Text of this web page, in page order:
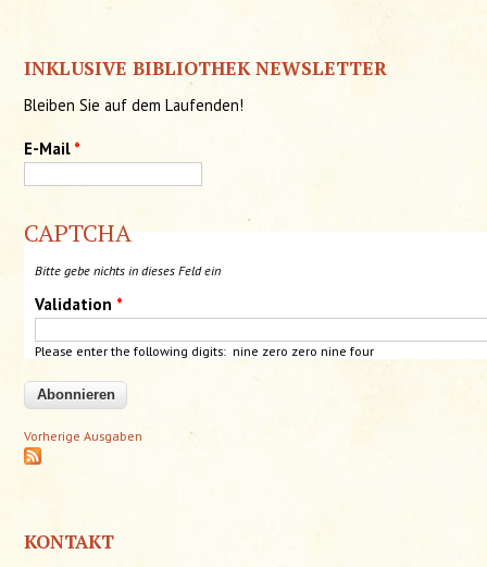
INKLUSIVE BIBLIOTHEK NEWSLETTER
Bleiben Sie auf dem Laufenden!
E-Mail *
CAPTCHA
Bitte gebe nichts in dieses Feld ein
Validation *
Please enter the following digits: nine zero zero nine four
Vorherige Ausgaben
KONTAKT